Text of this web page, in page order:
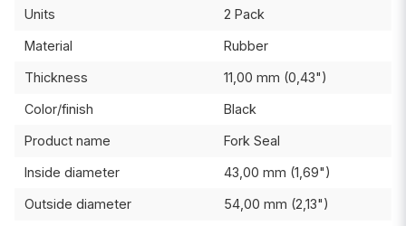
Units 2 Pack
Material Rubber
Thickness 11,00 mm (0,43")
Color/finish Black
Product name Fork Seal
Inside diameter 43,00 mm (1,69")
Outside diameter 54,00 mm (2,13")